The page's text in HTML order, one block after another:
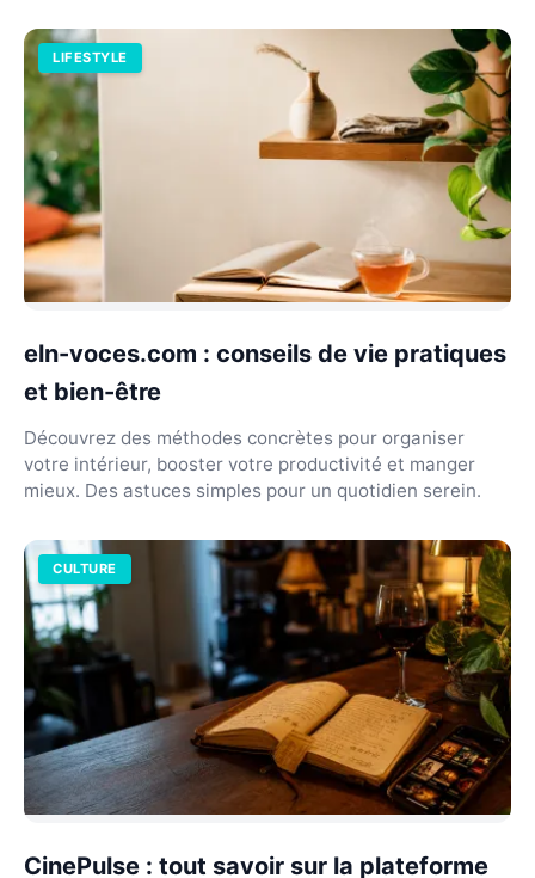
LIFESTYLE
eln-voces.com : conseils de vie pratiques
et bien-être
Découvrez des méthodes concrètes pour organiser
votre intérieur, booster votre productivité et manger
mieux. Des astuces simples pour un quotidien serein.
CULTURE
CinePulse : tout savoir sur la plateforme